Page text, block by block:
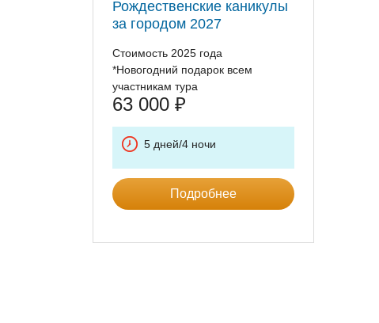
Рождественские каникулы
за городом 2027
Стоимость 2025 года
*Новогодний подарок всем
участникам тура
63 000 ₽
5 дней/4 ночи
Подробнее